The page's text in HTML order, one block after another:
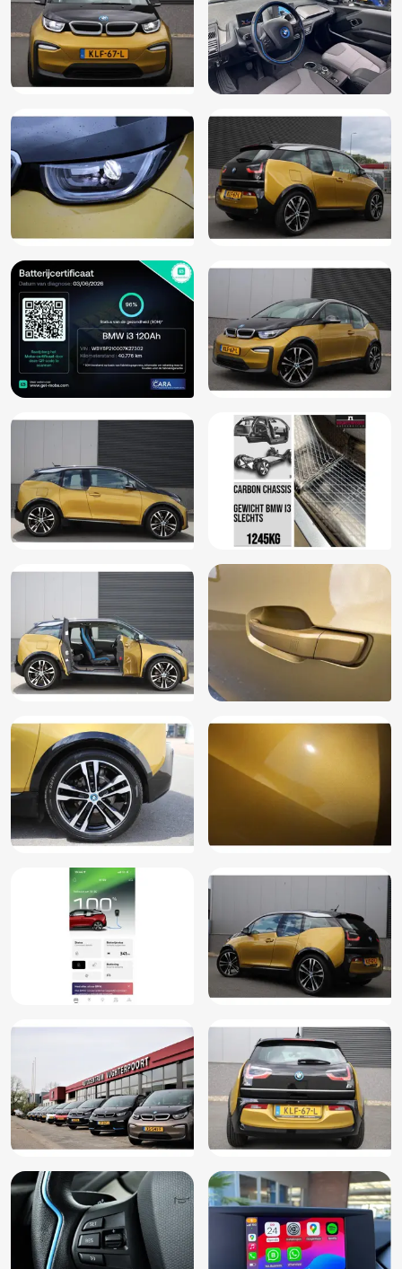
Oplaadmogelijkheid
Parkeersensor achter
Parkeersensor voor
Passagiersstoel in hoogte verstelbaar
Regensensor
Spraakbediening
Stuurbekrachtiging
Stuur leder
Stuur multifunctioneel
Stuur verstelbaar
Volledig digitaal instrumentenpaneel
Voorstoelen verwarmd
Warmtepomp
Buitenspiegel(s) automatisch dimmend
Buitenspiegels elektrisch inklapbaar
Navigatiesysteem full map + hard disk
Parkeer assistent
Ruitensproeiers/wisserbladen verwarmbaar